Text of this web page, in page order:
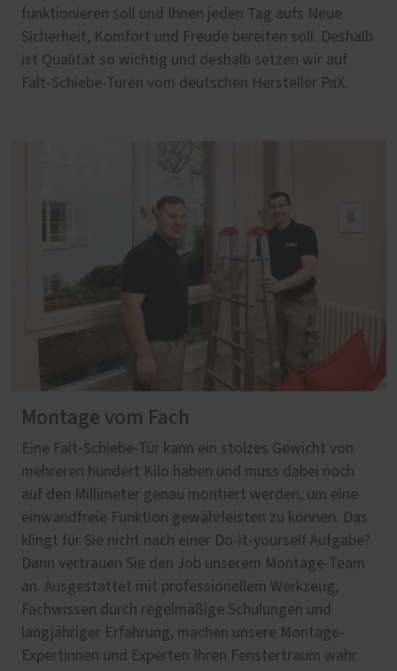
funktionieren soll und Ihnen jeden Tag aufs Neue
Sicherheit, Komfort und Freude bereiten soll. Deshalb
ist Qualität so wichtig und deshalb setzen wir auf
Falt-Schiebe-Türen vom deutschen Hersteller PaX.
Montage vom Fach
Eine Falt-Schiebe-Tür kann ein stolzes Gewicht von
mehreren hundert Kilo haben und muss dabei noch
auf den Millimeter genau montiert werden, um eine
einwandfreie Funktion gewährleisten zu können. Das
klingt für Sie nicht nach einer Do-it-yourself Aufgabe?
Dann vertrauen Sie den Job unserem Montage-Team
an. Ausgestattet mit professionellem Werkzeug,
Fachwissen durch regelmäßige Schulungen und
langjähriger Erfahrung, machen unsere Montage-
Expertinnen und Experten Ihren Fenstertraum wahr.